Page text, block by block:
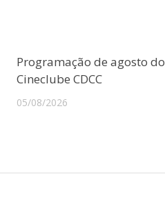
Programação de agosto do
Cineclube CDCC
05/08/2026